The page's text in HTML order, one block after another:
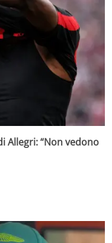
Allegri: “Non vedono